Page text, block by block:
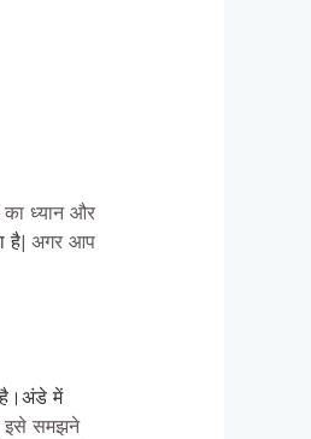
ध्यान और
है| अगर आप
अंडे में
इसे समझने